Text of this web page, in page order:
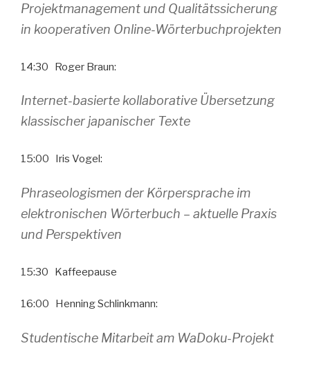
Projektmanagement und Qualitätssicherung
in kooperativen Online-Wörterbuchprojekten
14:30 Roger Braun:
Internet-basierte kollaborative Übersetzung
klassischer japanischer Texte
15:00 Iris Vogel:
Phraseologismen der Körpersprache im
elektronischen Wörterbuch – aktuelle Praxis
und Perspektiven
15:30 Kaffeepause
16:00 Henning Schlinkmann:
Studentische Mitarbeit am WaDoku-Projekt